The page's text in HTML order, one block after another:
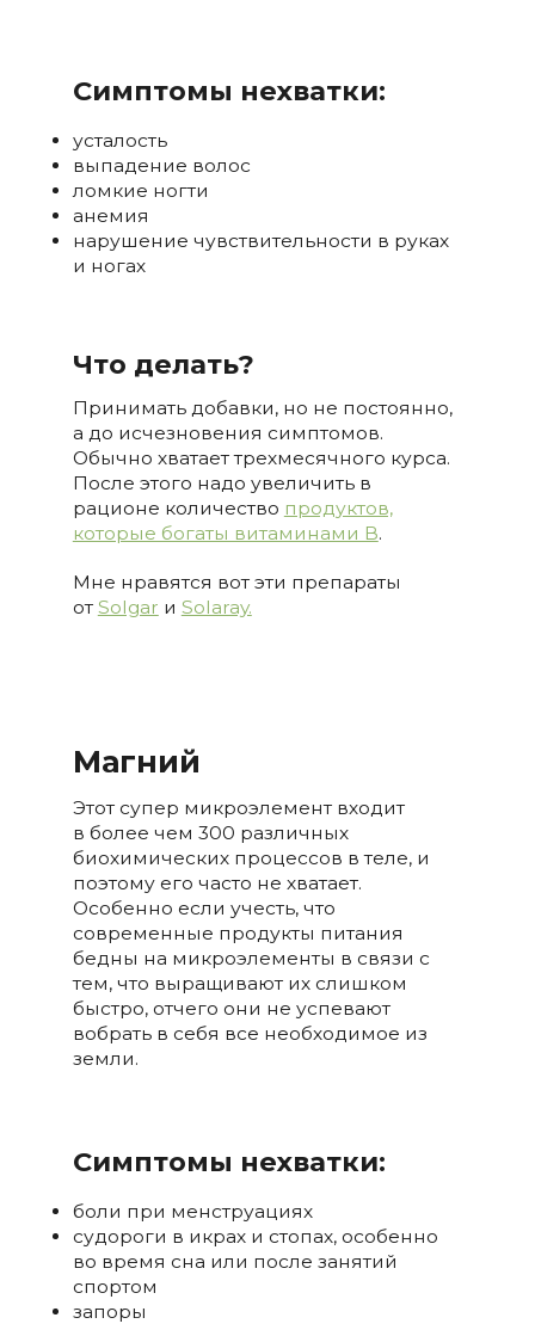
Симптомы нехватки:
усталость
выпадение волос
ломкие ногти
анемия
нарушение чувствительности в руках
и ногах
Что делать?
Принимать добавки, но не постоянно,
а до исчезновения симптомов.
Обычно хватает трехмесячного курса.
После этого надо увеличить в
рационе количество продуктов,
которые богаты витаминами В.
Мне нравятся вот эти препараты
от Solgar и Solaray.
Магний
Этот супер микроэлемент входит
в более чем 300 различных
биохимических процессов в теле, и
поэтому его часто не хватает.
Особенно если учесть, что
современные продукты питания
бедны на микроэлементы в связи с
тем, что выращивают их слишком
быстро, отчего они не успевают
вобрать в себя все необходимое из
земли.
Симптомы нехватки:
боли при менструациях
судороги в икрах и стопах, особенно
во время сна или после занятий
спортом
запоры